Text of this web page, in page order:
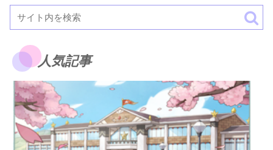
人気記事